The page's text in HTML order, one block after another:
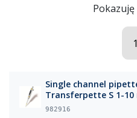
Pokazuję
1
Single channel
Transferpette S 1-10
982916